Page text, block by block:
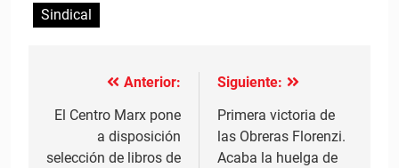
Sindical
Navegación
de
entradas
Anterior:
El Centro Marx pone
a disposición
selección de libros de
Siguiente:
Primera victoria de
las Obreras Florenzi.
Acaba la huelga de